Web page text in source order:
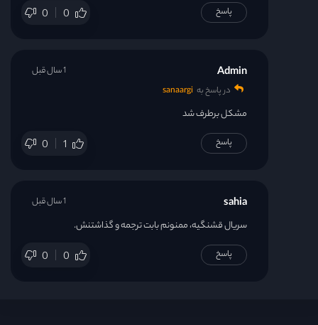
0 0 پاسخ
Admin
در پاسخ به sanaargi
مشکل برطرف شد
0 1
1 سال قبل
پاسخ
sahia
سریال قشنگیه، ممنونم بابت ترجمه و گذاشتنش.
0 0
1 سال قبل
پاسخ